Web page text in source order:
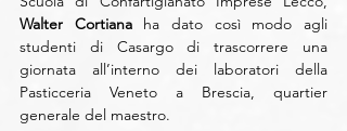
Walter Cortiana ha dato così modo agli
studenti di Casargo di trascorrere una
giornata all’interno dei laboratori della
Pasticceria Veneto a Brescia, quartier
generale del maestro.